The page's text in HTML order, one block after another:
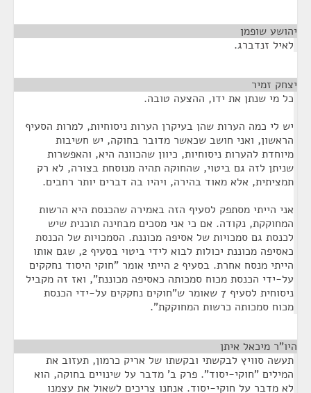
יהושע שופמן
לאיל זנדברג.
יצחק זמיר
כל מי שנתן את ידו, ההצעה טובה.
יש לי כמה הערות שהן בעיקרן הערות ניסוחיות, למרות הסעיף
הראשון, ואני חושב שכאשר מדובר בחוקה, יש חשיבות
מיוחדת להערות ניסוחיות, כיוון שהכוונה היא, והאפשרות
שניתן לזה גם ביטוי, שהחוקה תהיה מנוסחת בצורה, לא רק
תמציתית, אלא מאוד בהירה, ויהיו בה דברים יותר רחבים.
אני הייתי מסתפק לסעיף הזה באמירה שהכנסת היא הרשות
המחוקקת, נקודה. אם כי אני מסכים מבחינה תוכנית שיש
לכנסת גם סמכויות של אסיפה מכוננת. הסמכויות של הכנסת
כאסיפה מכוננת יכולות לבוא לידי ביטוי בסעיף 2, שגם אותו
הייתי מנסח אחרת. בסעיף 2 הייתי אומר "חוקי היסוד נחקקים
על-ידי הכנסת מכוח סמכותה כאסיפה מכוננת", ואז זה מקביל
ניסוחית לסעיף 7 שאומר ש"חוקים נחקקים על-ידי הכנסת
מכוח סמכותה כרשות המחוקקת".
היו"ר מיכאל איתן
תעשה סוויץ לבקשתי ובקשתו של אריק כרמון, תעזוב את
המילים "חוקי-יסוד". פרק ב' מדבר על שינויים בחוקה, הוא
לא מדבר על חוקי-יסוד. אנחנו צריכים לשאול את עצמנו